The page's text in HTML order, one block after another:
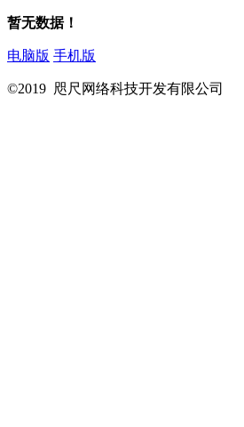
暂无数据！
电脑版 手机版
©2019 咫尺网络科技开发有限公司